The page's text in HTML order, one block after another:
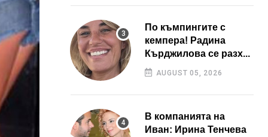
По къмпингите с
кемпера! Радина
Кърджилова се разх...
AUGUST 05, 2026
В компанията на
Иван: Ирина Тенчева